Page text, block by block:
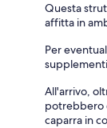
Questa
affitta in
Per
All'arrivo,
potrebbero
caparra in